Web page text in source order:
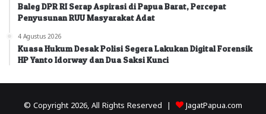
Baleg DPR RI Serap Aspirasi di Papua Barat, Percepat
Penyusunan RUU Masyarakat Adat
4 Agustus 2026
Kuasa Hukum Desak Polisi Segera Lakukan Digital Forensik
HP Yanto Idorway dan Dua Saksi Kunci
© Copyright 2026, All Rights Reserved | JagatPapua.com